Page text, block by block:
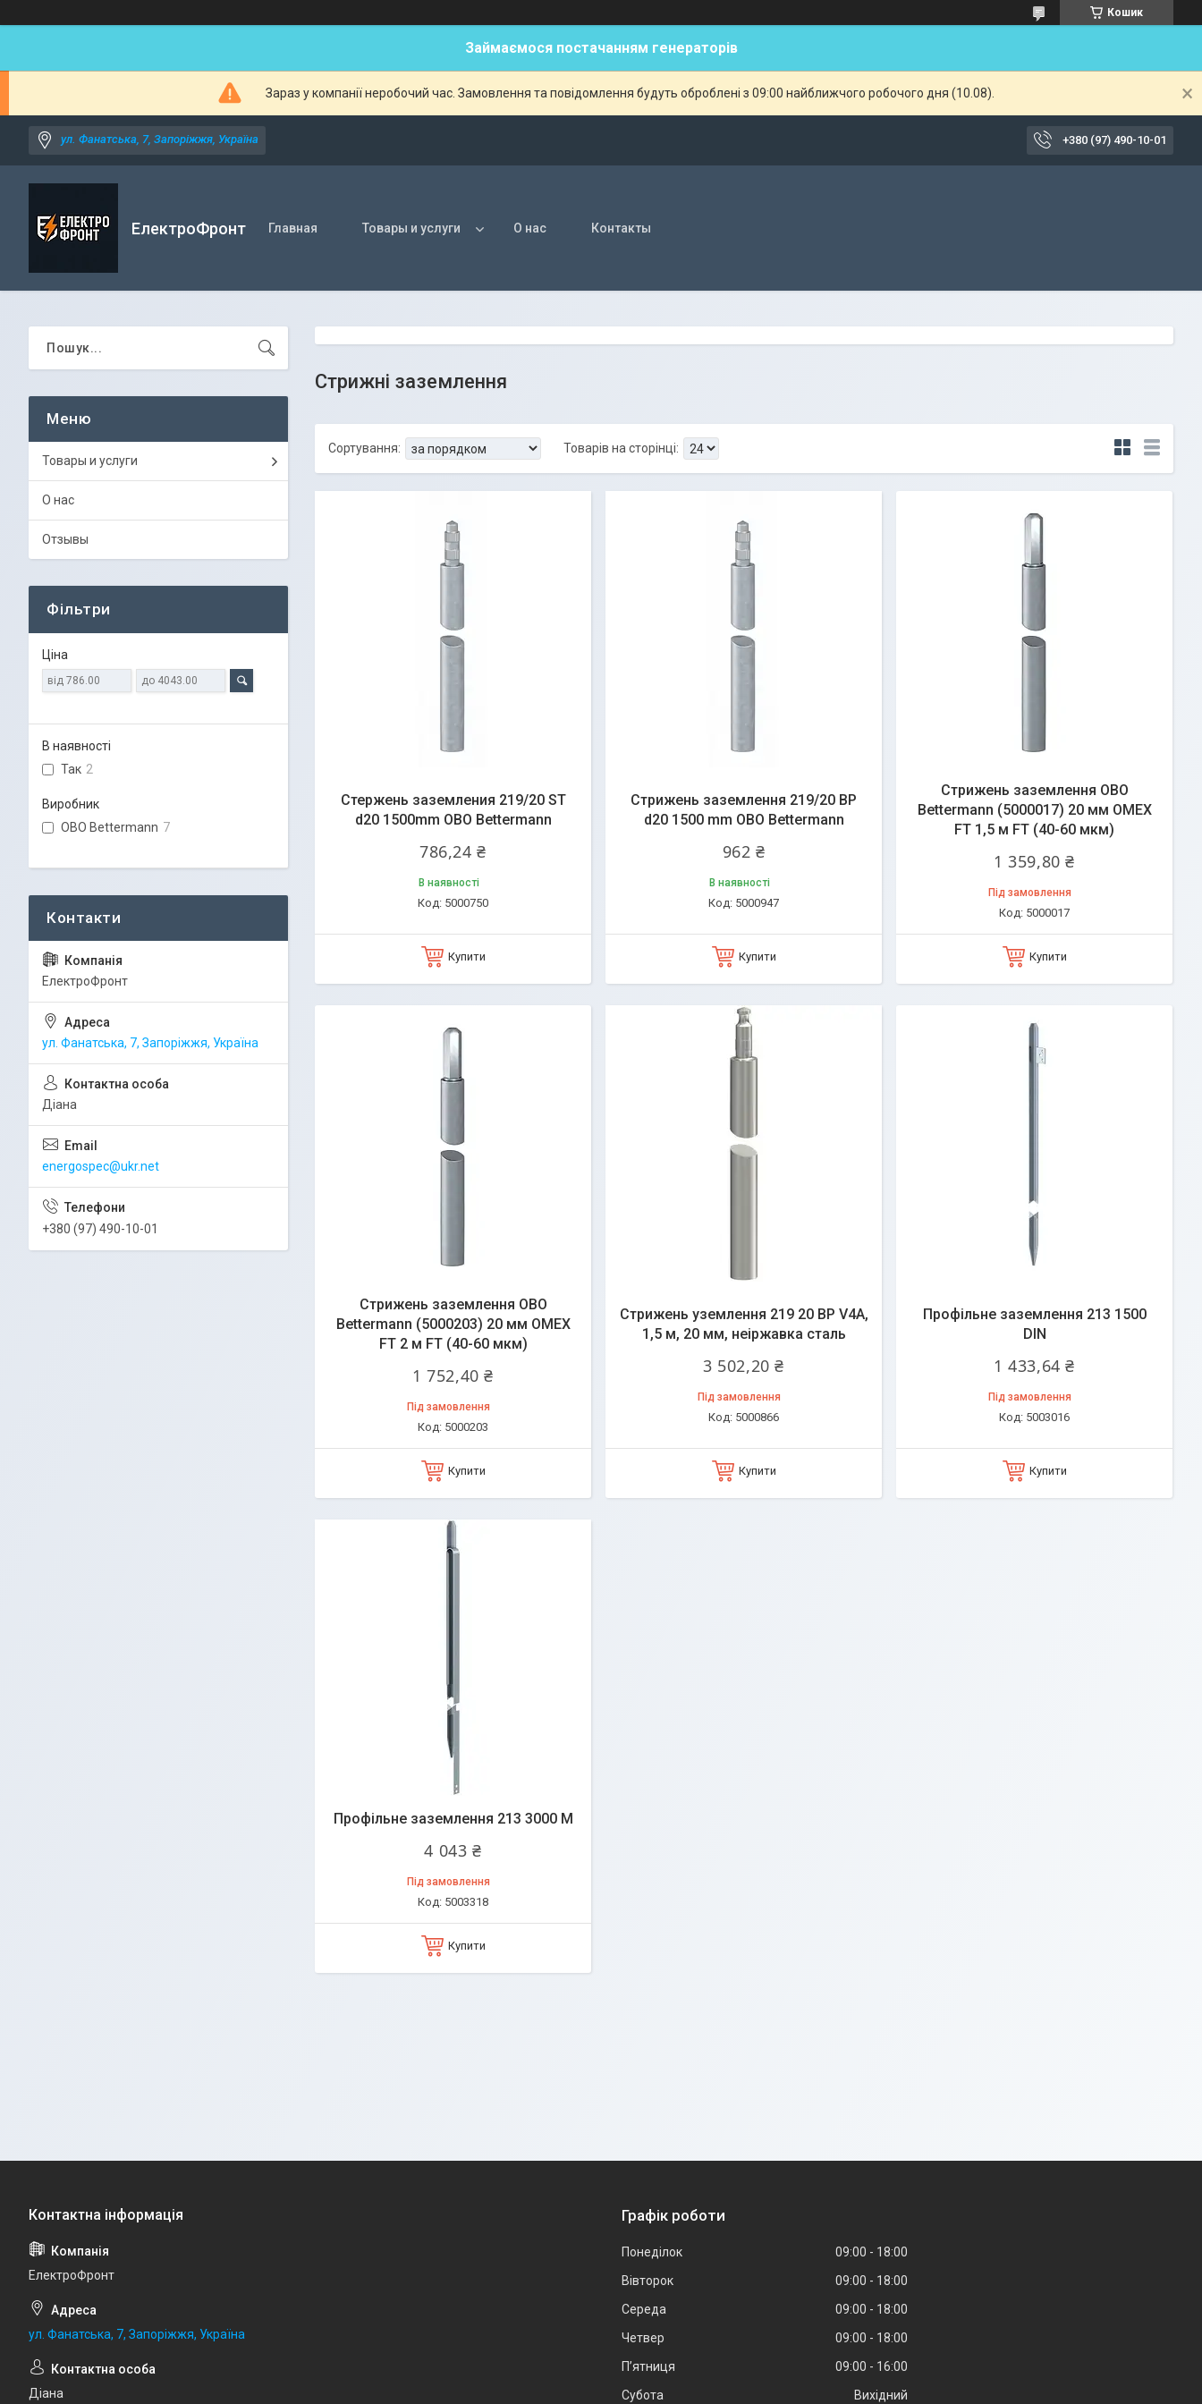
Кошик
Займаємося постачанням генераторів
Зараз у компанії неробочий час. Замовлення та повідомлення будуть оброблені з 09:00 найближчого робочого дня (10.08).
ул. Фанатська, 7, Запоріжжя, Україна +380 (97) 490-10-01
ЕлектроФронт Главная Товары и услуги О нас Контакты
Стрижні заземлення
Стержень заземления 219/20 ST
d20 1500mm OBO Bettermann
786,24 ₴
В наявності
5000750
Купити
Стрижень заземлення 219/20 BP
d20 1500 mm OBO Bettermann
962 ₴
В наявності
5000947
Купити
Стрижень заземлення OBO
Bettermann (5000017) 20 мм OMEX
FT 1,5 м FT (40-60 мкм)
1 359,80 ₴
Під замовлення
5000017
Купити
Стрижень заземлення OBO
Bettermann (5000203) 20 мм OMEX
FT 2 м FT (40-60 мкм)
1 752,40 ₴
Під замовлення
5000203
Купити
Стрижень уземлення 219 20 BP V4A,
1,5 м, 20 мм, неіржавка сталь
3 502,20 ₴
Під замовлення
5000866
Купити
Профільне заземлення 213 1500
DIN
1 433,64 ₴
Під замовлення
5003016
Купити
Профільне заземлення 213 3000 M
4 043 ₴
Під замовлення
5003318
Купити
Товары и услуги
О нас
Отзывы
Фільтри
Ціна
В наявності
Так 2
Виробник
OBO Bettermann 7
ЕлектроФронт
ул. Фанатська, 7, Запоріжжя, Україна
Діана
energospec@ukr.net
+380 (97) 490-10-01
ЕлектроФронт
ул. Фанатська, 7, Запоріжжя, Україна
Діана
Графік роботи
Понеділок 09:00
18:00
Вівторок
09:00
18:00
Середа
09:00
18:00
Четвер
09:00
18:00
Пʼятниця
09:00
16:00
Субота
Вихідний